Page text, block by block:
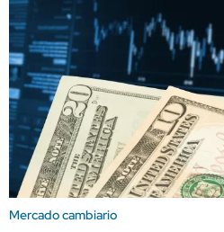
Mercado cambiario